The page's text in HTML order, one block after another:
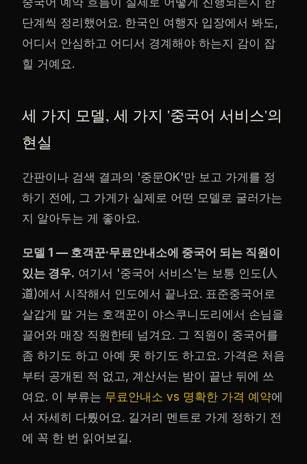
단계씩 정리했어요. 한국인 여행자 입장에서 봐도,
어디서 안심하고 어디서 경계해야 하는지 감이 잡
힐 거예요.
세 가지 모델, 세 가지 '중국어 서비스'의
현실
간판이나 검색 결과의 '중문OK'만 보고 가게를 정
하기 전에, 그 가게가 실제로 어떤 모델로 굴러가는
지 알아두는 게 좋아요.
모델 1 — 호객꾼·무료안내소에 중국어 되는 직원이
있는 경우. 여기서 '중국어 서비스'는 보통 인도(人
道)에서 시작해서 인도에서 끝나요. 표준중국어로
살갑게 말 거는 호객꾼이 야스쿠니도리에서 손님을
끌어와 매장 직원한테 넘겨요. 그 직원이 중국어를
좀 하기도 하고 아예 못 하기도 하고요. 가격은 처음
부터 공개된 적 없고, 계산서는 밤이 끝난 뒤에 쓰
여요. 이 부류는 무료안내소 vs 명확한 가격 예약에
서 자세히 다뤘어요. 길거리 멘트로 가게 정하기 전
에 꼭 한 번 읽어보길.